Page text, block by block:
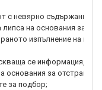
с невярно съдържание, с
на основания за
изпълнение на
се информация,
основания за
за подбор;